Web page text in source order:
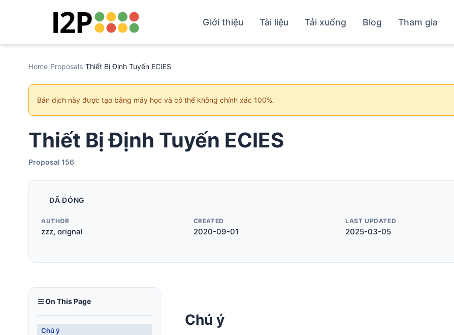
Giới thiệu Tài liệu Tải xuống Blog Tham gia
Home/Proposals/Thiết Bị Định Tuyến ECIES
Bản dịch này được tạo bằng máy học và có thể không chính xác 100%.
Thiết Bị Định Tuyến ECIES
Proposal 156
ĐÃ ĐÓNG
AUTHOR
zzz, orignal
CREATED
2020-09-01
LAST UPDATED
2025-03-05
On This Page
Chú ý
Chú ý